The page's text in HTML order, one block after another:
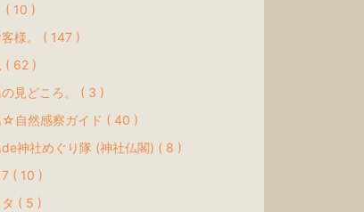
( 10 )
様。 ( 147 )
( 62 )
見どころ。 ( 3 )
☆自然感察ガイド ( 40 )
神社めぐり隊 (神社仏閣) ( 8 )
( 10 )
タ ( 5 )